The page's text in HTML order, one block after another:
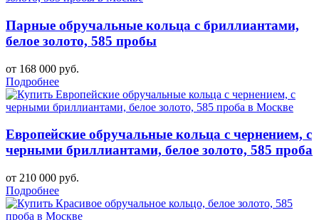
Парные обручальные кольца с бриллиантами,
белое золото, 585 пробы
от 168 000 руб.
Подробнее
Европейские обручальные кольца с чернением, с
черными бриллиантами, белое золото, 585 проба
от 210 000 руб.
Подробнее